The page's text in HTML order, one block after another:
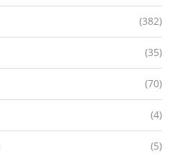
(382)
(35)
(70)
(4)
(5)